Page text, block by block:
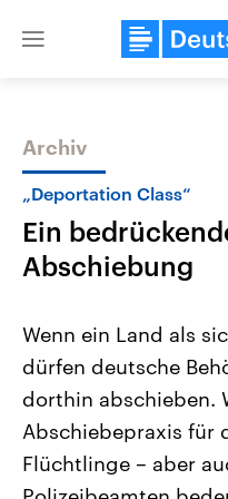
Close
Themen
Landtagswahl Sachsen-
2026
Alle Informationen
Sachsen-Anhalt wählt am
September 2026 einen
Landtag. Seit 2021 wird
Bundesland von einer
Archiv
„Deportation Class“
Ein
Abschiebung
Wenn ein Land als
dürfen deutsche
dorthin abschieben.
Abschiebepraxis für
Flüchtlinge – aber